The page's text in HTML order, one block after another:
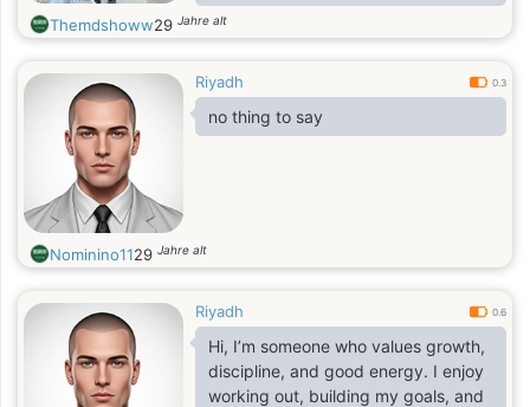
games and ready for someone real
who sees your worth, I'm here. Send
conversation🫀
Themdshoww29 Jahre alt
Riyadh 0.3
no thing to say
Nominino1129 Jahre alt
Riyadh 0.6
Hi, I’m someone who values growth,
discipline, and good energy. I enjoy
working out, building my goals, and